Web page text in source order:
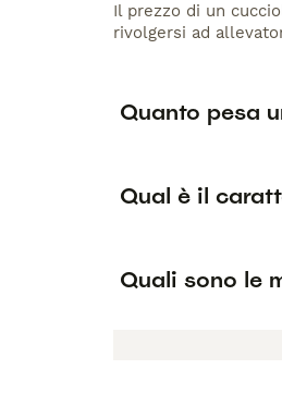
Il prezzo di un
rivolgersi ad
Quanto pesa
Qual è il
Quali sono le